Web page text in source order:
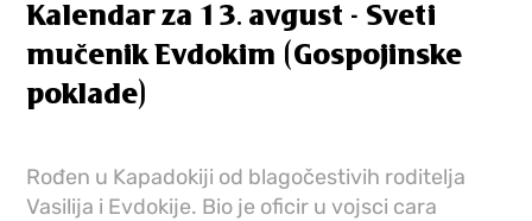
Kalendar za 13. avgust - Sveti
mučenik Evdokim (Gospojinske
poklade)
Rođen u Kapadokiji od blagočestivih roditelja
Vasilija i Evdokije. Bio je oficir u vojsci cara